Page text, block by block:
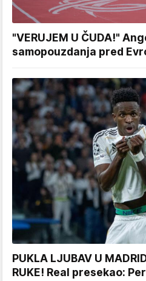
"VERUJEM U ČUDA!"
samopouzdanja pred
PUKLA LJUBAV U
RUKE! Real presekao: